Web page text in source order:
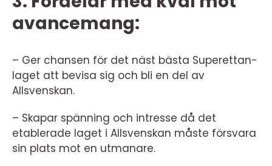
avancemang:
– Ger chansen för det näst bästa Superettan-
laget att bevisa sig och bli en del av
Allsvenskan.
– Skapar spänning och intresse då det
etablerade laget i Allsvenskan måste försvara
sin plats mot en utmanare.